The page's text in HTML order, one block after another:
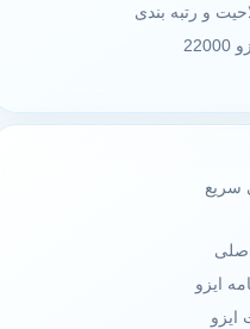
و رتبه بندی
ایزو